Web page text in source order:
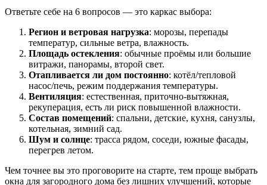
Ответьте себе на 6 вопросов — это каркас выбора:
Регион и ветровая нагрузка: морозы, перепады
температур, сильные ветра, влажность.
Площадь остекления: обычные проёмы или большие
витражи, панорамы, второй свет.
Отапливается ли дом постоянно: котёл/тепловой
насос/печь, режим поддержания температуры.
Вентиляция: естественная, приточно-вытяжная,
рекуперация, есть ли риск повышенной влажности.
Состав помещений: спальни, детские, кухня, санузлы,
котельная, зимний сад.
Шум и солнце: трасса рядом, соседи, южные фасады,
перегрев летом.
Чем точнее вы это проговорите на старте, тем проще выбрать
окна для загородного дома без лишних улучшений, которые